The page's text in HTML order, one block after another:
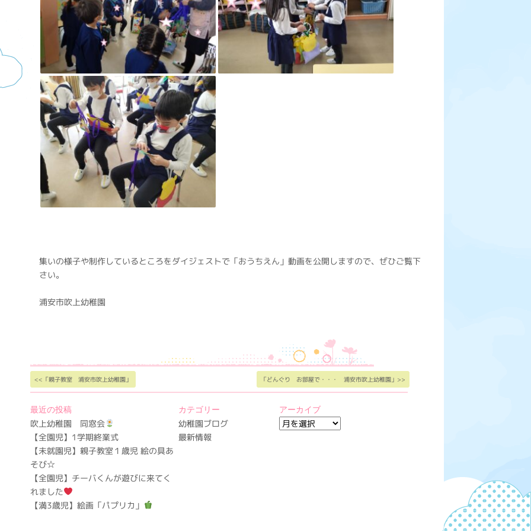
集いの様子や制作しているところをダイジェストで「おうちえん」動画を公開しますので、ぜひご覧下
さい。
浦安市吹上幼稚園
<<「親子教室 浦安市吹上幼稚園」 「どんぐり お部屋で・・・ 浦安市吹上幼稚園」>>
最近の投稿
吹上幼稚園 同窓会
【全園児】1学期終業式
【未就園児】親子教室１歳児 絵の具あ
そび☆
【全園児】チーバくんが遊びに来てく
れました
【満3歳児】絵画「パプリカ」
カテゴリー
幼稚園ブログ
最新情報
アーカイブ
ア